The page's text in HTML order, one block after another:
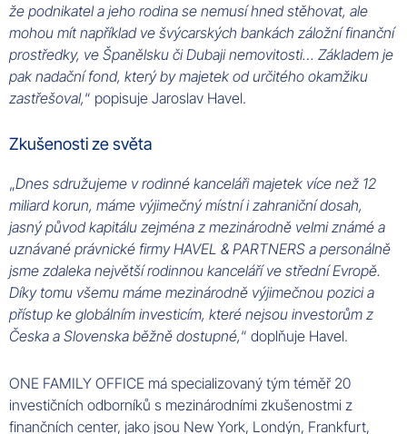
že podnikatel a jeho rodina se nemusí hned stěhovat, ale
mohou mít například ve švýcarských bankách záložní finanční
prostředky, ve Španělsku či Dubaji nemovitosti… Základem je
pak nadační fond, který by majetek od určitého okamžiku
zastřešoval,“ popisuje Jaroslav Havel.
Zkušenosti ze světa
„Dnes sdružujeme v rodinné kanceláři majetek více než 12
miliard korun, máme výjimečný místní i zahraniční dosah,
jasný původ kapitálu zejména z mezinárodně velmi známé a
uznávané právnické firmy HAVEL & PARTNERS a personálně
jsme zdaleka největší rodinnou kanceláří ve střední Evropě.
Díky tomu všemu máme mezinárodně výjimečnou pozici a
přístup ke globálním investicím, které nejsou investorům z
Česka a Slovenska běžně dostupné,“ doplňuje Havel.
ONE FAMILY OFFICE má specializovaný tým téměř 20
investičních odborníků s mezinárodními zkušenostmi z
finančních center, jako jsou New York, Londýn, Frankfurt,